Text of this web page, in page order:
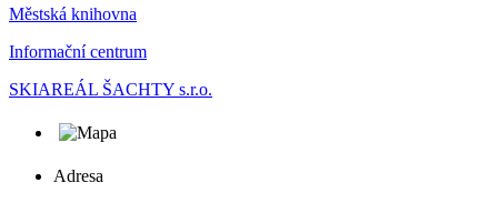
Městská knihovna
Informační centrum
SKIAREÁL ŠACHTY s.r.o.
Adresa